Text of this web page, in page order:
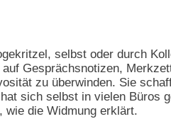
selbst oder durch
Gesprächsnotizen,
zu überwinden. Sie
sich selbst in vielen Büros
wie die Widmung erklärt.